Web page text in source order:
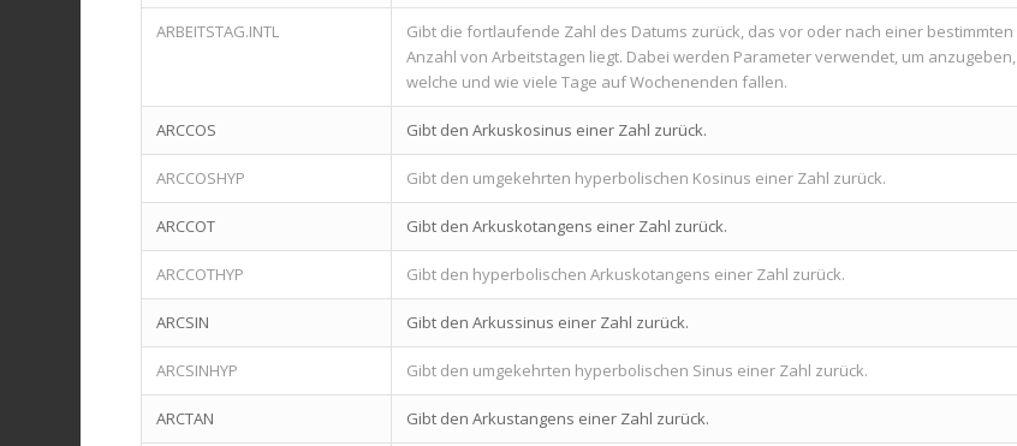
ARBEITSTAG.INTL
Gibt die fortlaufende Zahl des Datums zurück, das vor oder nach einer bestimmten
Anzahl von Arbeitstagen liegt. Dabei werden Parameter verwendet, um anzugeben,
welche und wie viele Tage auf Wochenenden fallen.
ARCCOS Gibt den Arkuskosinus einer Zahl zurück.
ARCCOSHYP Gibt den umgekehrten hyperbolischen Kosinus einer Zahl zurück.
ARCCOT Gibt den Arkuskotangens einer Zahl zurück.
ARCCOTHYP Gibt den hyperbolischen Arkuskotangens einer Zahl zurück.
ARCSIN Gibt den Arkussinus einer Zahl zurück.
ARCSINHYP Gibt den umgekehrten hyperbolischen Sinus einer Zahl zurück.
ARCTAN Gibt den Arkustangens einer Zahl zurück.